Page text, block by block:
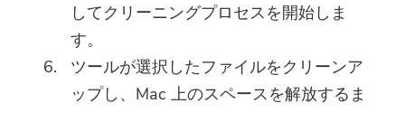
してクリーニングプロセスを開始しま
す。
ツールが選択したファイルをクリーンア
ップし、Mac 上のスペースを解放するま